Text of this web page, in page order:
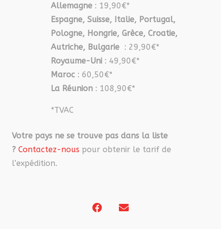
Allemagne : 19,90€*
Espagne, Suisse, Italie, Portugal,
Pologne, Hongrie, Grèce, Croatie,
Autriche, Bulgarie : 29,90€*
Royaume-Uni : 49,90€*
Maroc : 60,50€*
La Réunion : 108,90€*
*TVAC
Votre pays ne se trouve pas dans la liste
? Contactez-nous pour obtenir le tarif de
l’expédition.